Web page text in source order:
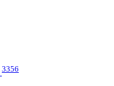
3356